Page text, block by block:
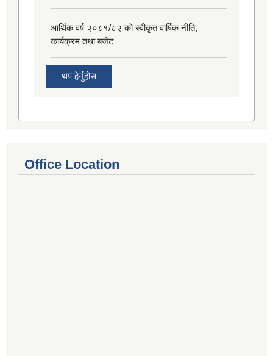
आर्थिक वर्ष २०८१/८२ को स्वीकृत वार्षिक नीति,
कार्यक्रम तथा बजेट
थप हेर्नुहोस
Office Location